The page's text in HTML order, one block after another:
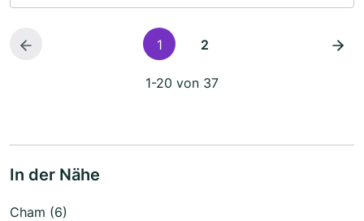
1 2
1-20 von 37
In der Nähe
Cham (6)